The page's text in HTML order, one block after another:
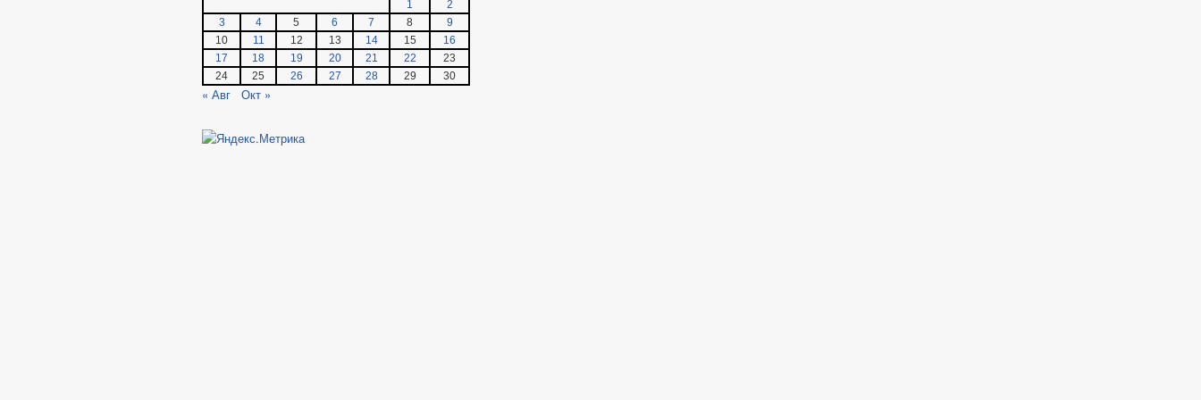
1
2
3
4 5 6 7 8
9
10
11 12 13 14 15
16
17
18 19 20 21 22
23
24
25 26 27 28 29 30
« Авг Окт »